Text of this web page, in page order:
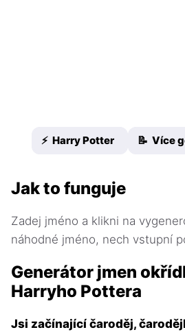
⚡ Harry Potter 📝 Více
Jak to funguje
Zadej jméno a klikni na
náhodné jméno, nech vstupní
Generátor jmen
Harryho Pottera
Jsi začínající čaroděj,